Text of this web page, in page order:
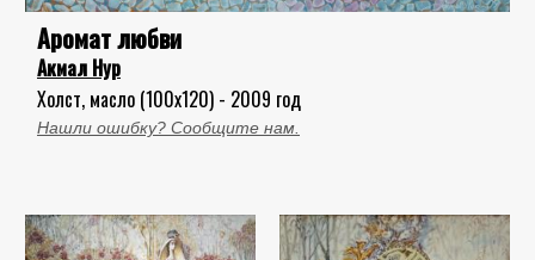
Аромат любви
Акмал Нур
Холст, масло (100x120) - 2009 год
Нашли ошибку? Сообщите нам.